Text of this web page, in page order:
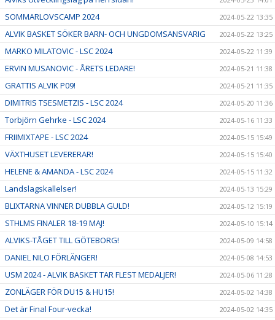
SOMMARLOVSCAMP 2024 2024-05-22 13:35
ALVIK BASKET SÖKER BARN- OCH UNGDOMSANSVARIG 2024-05-22 13:25
MARKO MILATOVIC - LSC 2024 2024-05-22 11:39
ERVIN MUSANOVIC - ÅRETS LEDARE! 2024-05-21 11:38
GRATTIS ALVIK P09! 2024-05-21 11:35
DIMITRIS TSESMETZIS - LSC 2024 2024-05-20 11:36
Torbjörn Gehrke - LSC 2024 2024-05-16 11:33
FRIIMIXTAPE - LSC 2024 2024-05-15 15:49
VÄXTHUSET LEVERERAR! 2024-05-15 15:40
HELENE & AMANDA - LSC 2024 2024-05-15 11:32
Landslagskallelser! 2024-05-13 15:29
BLIXTARNA VINNER DUBBLA GULD! 2024-05-12 15:19
STHLMS FINALER 18-19 MAJ! 2024-05-10 15:14
ALVIKS-TÅGET TILL GÖTEBORG! 2024-05-09 14:58
DANIEL NILO FÖRLÄNGER! 2024-05-08 14:53
USM 2024 - ALVIK BASKET TAR FLEST MEDALJER! 2024-05-06 11:28
ZONLÄGER FÖR DU15 & HU15! 2024-05-02 14:38
Det är Final Four-vecka! 2024-05-02 14:35